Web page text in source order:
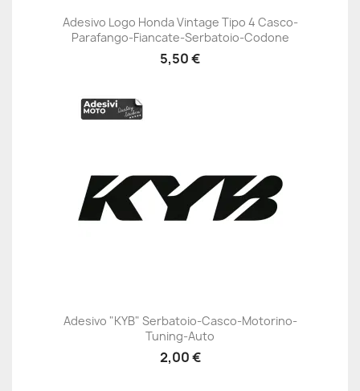
Adesivo Logo Honda Vintage Tipo 4 Casco-
Parafango-Fiancate-Serbatoio-Codone
5,50 €
Adesivo "KYB" Serbatoio-Casco-Motorino-
Tuning-Auto
2,00 €